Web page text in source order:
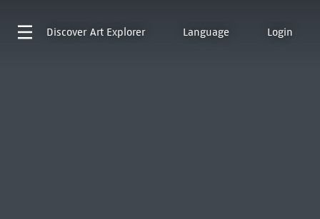
Discover Art Explorer Language Login